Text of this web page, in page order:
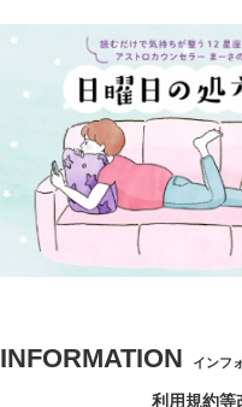
INFORMATION インフ
利用規約等